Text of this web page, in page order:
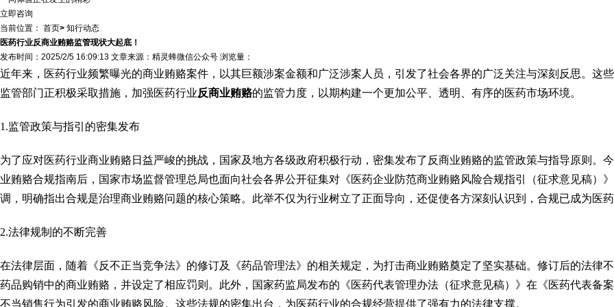
立即咨询
当前位置： 首页> 知行动态
医药行业反商业贿赂监管现状大起底！
发布时间：2025/2/5 16:09:13 文章来源：精灵蜂微信公众号 浏览量：
近年来，医药行业频繁曝光的商业贿赂案件，以其巨额涉案金额和广泛涉案人员，引发了社会各界的广泛关注与深刻反思。
监管部门正积极采取措施，加强医药行业反商业贿赂的监管力度，以期构建一个更加公平、透明、有序的医药市场环境。
1.监管政策与指引的密集发布
为了应对医药行业商业贿赂日益严峻的挑战，国家及地方各级政府积极行动，密集发布了反商业贿赂的监管政策与指导原则
业贿赂合规指南后，国家市场监督管理总局也面向社会各界公开征集对《医药企业防范商业贿赂风险合规指引（征求意见稿
调，明确指出合规是治理商业贿赂问题的核心策略。此举不仅为行业树立了正面导向，还促使各方深刻认识到，合规已成为医
2.法律规制的不断完善
在法律层面，随着《反不正当竞争法》的修订及《药品管理法》的相关规定，为打击商业贿赂奠定了坚实基础。修订后的法
药品购销中的商业贿赂，并设定了相应罚则。此外，国家药监局发布的《医药代表管理办法（征求意见稿）》在《医药代表
不当销售行为引发的商业贿赂风险。这些法规的密集出台，为医药行业的合规经营提供了强有力的法律支撑。